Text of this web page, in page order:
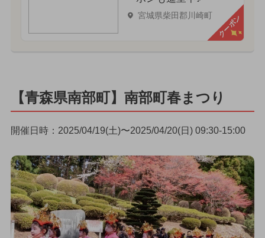
宮城県柴田郡川崎町 クーポン
【青森県南部町】南部町春まつり
開催日時：2025/04/19(土)〜2025/04/20(日) 09:30-15:00